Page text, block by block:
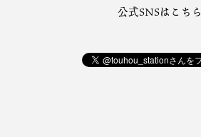
公式SNSはこちら